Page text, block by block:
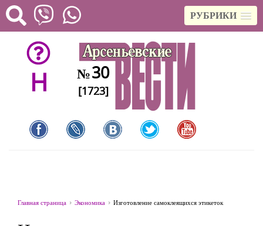
РУБРИКИ
H №30
[1723]
Главная страница Экономика Изготовление самоклеящихся этикеток